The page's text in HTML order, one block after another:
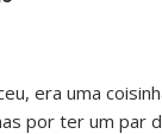
era uma
por ter um par